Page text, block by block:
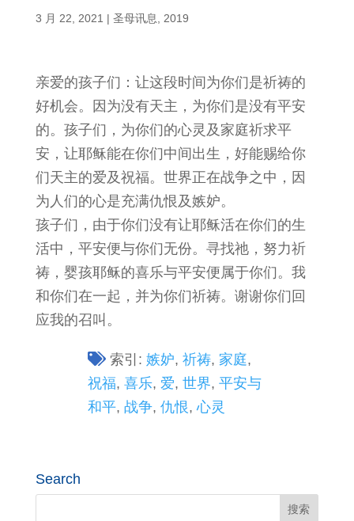
3 月 22, 2021 | 圣母讯息 2019
亲爱的孩子们：让这段时间为你们是祈祷的
好机会。因为没有天主，为你们是没有平安
的。孩子们，为你们的心灵及家庭祈求平
安，让耶稣能在你们中间出生，好能赐给你
们天主的爱及祝福。世界正在战争之中，因
为人们的心是充满仇恨及嫉妒。
孩子们，由于你们没有让耶稣活在你们的生
活中，平安便与你们无份。寻找祂，努力祈
祷，婴孩耶稣​​的喜乐与平安便属于你们。我
和你们在一起，并为你们祈祷。谢谢你们回
应我的召叫。
索引: 嫉妒, 祈祷, 家庭,
祝福,喜乐,爱,世界,平安与
和平,战争,仇恨,心灵
Search